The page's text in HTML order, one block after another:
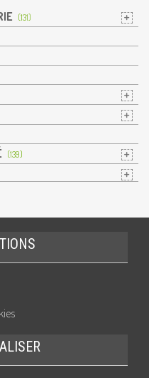
(131)
(139)